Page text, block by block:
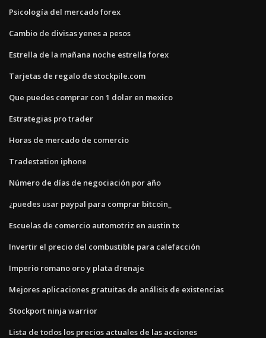
Psicología del mercado forex
Cambio de divisas yenes a pesos
Estrella de la mañana noche estrella forex
Tarjetas de regalo de stockpile.com
Que puedes comprar con 1 dolar en mexico
Estrategias pro trader
Horas de mercado de comercio
Tradestation iphone
Número de días de negociación por año
¿puedes usar paypal para comprar bitcoin_
Escuelas de comercio automotriz en austin tx
Invertir el precio del combustible para calefacción
Imperio romano oro y plata drenaje
Mejores aplicaciones gratuitas de análisis de existencias
Stockport ninja warrior
Lista de todos los precios actuales de las acciones